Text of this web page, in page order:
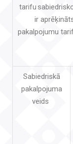
tarifu
ir
pakalpojumu
Sabiedriskā
pakalpojuma
veids